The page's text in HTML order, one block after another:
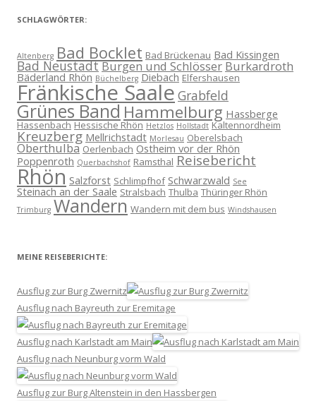
SCHLAGWÖRTER:
Altenberg Bad Bocklet Bad Brückenau Bad Kissingen
Bad NeustadtBurgen und Schlösser Burkardroth
Bäderland Rhön Büchelberg Diebach Elfershausen
Fränkische Saale Grabfeld
Grünes BandHammelburg Hassberge
Hassenbach Hessische Rhön Hetzlos Hollstadt Kaltennordheim
Kreuzberg Mellrichstadt Morlesau Oberelsbach
Oberthulba Oerlenbach Ostheim vor der Rhön
Poppenroth Querbachshof Ramsthal Reisebericht
Rhön Salzforst Schlimpfhof Schwarzwald See
Steinach an der Saale Stralsbach Thulba Thüringer Rhön
Trimburg Wandern Wandern mit dem bus Windshausen
MEINE REISEBERICHTE:
Ausflug zur Burg Zwernitz
Ausflug nach Bayreuth zur Eremitage
Ausflug nach Karlstadt am Main
Ausflug nach Neunburg vorm Wald
Ausflug zur Burg Altenstein in den Hassbergen